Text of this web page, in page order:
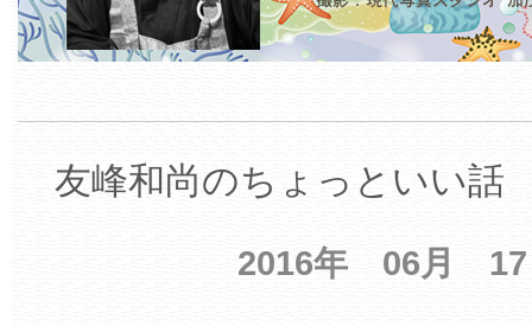
友峰和尚のちょっといい話
2016年 06月